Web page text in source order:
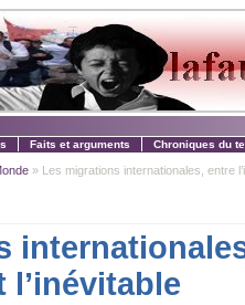
Faits et arguments Chroniques du
» Les migrations internationales, entre
l’inévitable